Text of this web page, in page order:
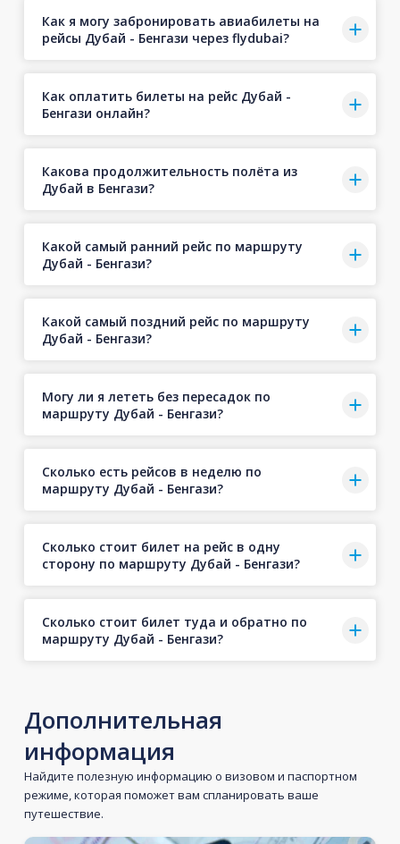
Как я могу забронировать авиабилеты на
рейсы Дубай - Бенгази через flydubai?
Как оплатить билеты на рейс Дубай -
Бенгази онлайн?
Какова продолжительность полёта из
Дубай в Бенгази?
Какой самый ранний рейс по маршруту
Дубай - Бенгази?
Какой самый поздний рейс по маршруту
Дубай - Бенгази?
Могу ли я лететь без пересадок по
маршруту Дубай - Бенгази?
Сколько есть рейсов в неделю по
маршруту Дубай - Бенгази?
Сколько стоит билет на рейс в одну
сторону по маршруту Дубай - Бенгази?
Сколько стоит билет туда и обратно по
маршруту Дубай - Бенгази?
Дополнительная
информация
Найдите полезную информацию о визовом и паспортном
режиме, которая поможет вам спланировать ваше
путешествие.